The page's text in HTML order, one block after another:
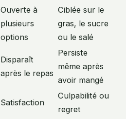
Ouverte à
plusieurs
options
Ciblée sur le
gras, le sucre
ou le salé
Disparaît
après le repas
Persiste
même après
avoir mangé
Satisfaction
Culpabilité ou
regret